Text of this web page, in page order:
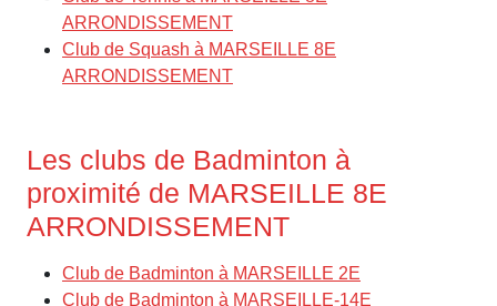
ARRONDISSEMENT
Club de Squash à MARSEILLE 8E
ARRONDISSEMENT
Les clubs de Badminton à
proximité de MARSEILLE 8E
ARRONDISSEMENT
Club de Badminton à MARSEILLE 2E
Club de Badminton à MARSEILLE-14E